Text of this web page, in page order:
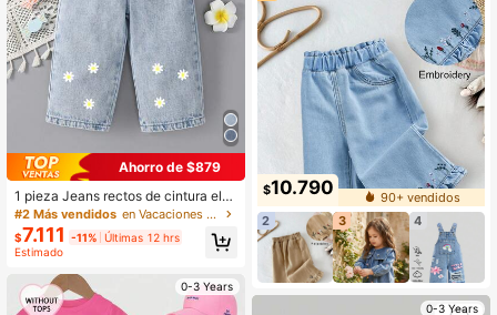
Ahorro de $879
1 pieza Jeans rectos de cintura elás
tica con estampado floral casual pa
ra niña, corte holgado, para primave
ra/verano
#2 Más vendidos en Vacaciones Denim para niñas
$7.111 -11% Últimas 12 hrs
Estimado
0-3 Years
$10.790
90+ vendidos
2
3 4
0-3 Years